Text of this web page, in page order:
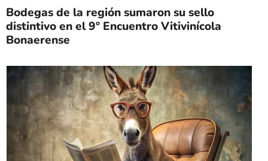
Bodegas de la región sumaron su sello
distintivo en el 9º Encuentro Vitivinícola
Bonaerense